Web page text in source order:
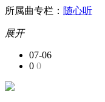
所属曲专栏： 随心听
展开
07-06
0 0